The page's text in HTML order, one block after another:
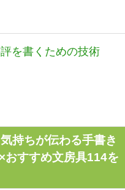
を書くための技術
持ちが伝わる手書き
すすめ文房具114を